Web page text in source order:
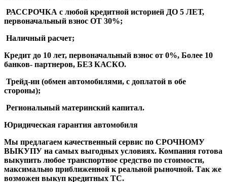
️ РАССРОЧКА с любой кредитной историей ДО 5 ЛЕТ,
первоначальный взнос ОТ 30%;
️ Наличный расчет;
️Кредит до 10 лет, первоначальный взнос от 0%, Более 10
банков- партнеров, БЕЗ КАСКО. ️
️ Трейд-ин (обмен автомобилями, с доплатой в обе
стороны);
️ Региональный материнский капитал.
Юридическая гарантия автомобиля
Мы предлагаем качественный сервис по СРОЧНОМУ
ВЫКУПУ на самых выгодных условиях. Компания готова
выкупить любое транспортное средство по стоимости,
максимально приближенной к реальной рыночной. Так же
возможен выкуп кредитных ТС.